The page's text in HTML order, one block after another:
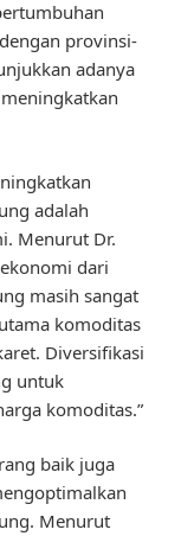
provinsi-
adanya
adalah
Menurut Dr.
dari
masih sangat
komoditas
Diversifikasi
untuk
komoditas.”
baik juga
Menurut